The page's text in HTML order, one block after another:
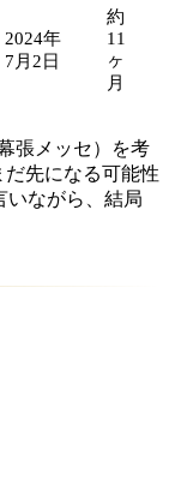
2024年
7月2日
約
11
ヶ
月
張メッセ）を考
先になる可能性
いながら、結局